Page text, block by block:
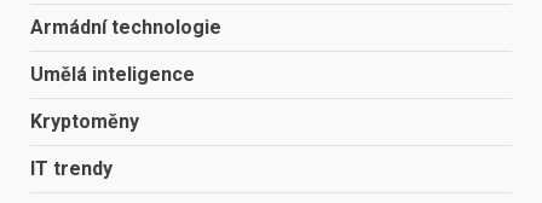
Armádní technologie
Umělá inteligence
Kryptoměny
IT trendy